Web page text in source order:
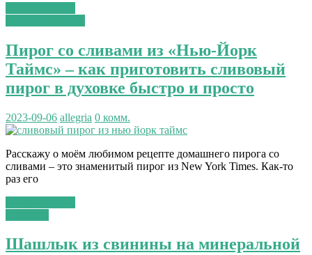
Пирог со сливами из «Нью-Йорк
Таймс» – как приготовить сливовый
пирог в духовке быстро и просто
2023-09-06 allegria 0 комм.
Расскажу о моём любимом рецепте домашнего пирога со
сливами – это знаменитый пирог из New York Times. Как-то
раз его
Шашлык из свинины на минеральной